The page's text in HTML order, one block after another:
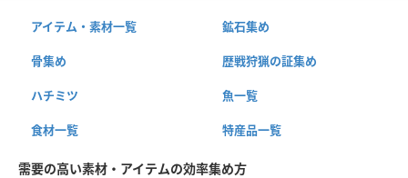
アイテム・素材一覧 鉱石集め
骨集め 歴戦狩猟の証集め
ハチミツ 魚一覧
食材一覧 特産品一覧
需要の高い素材・アイテムの効率集め方